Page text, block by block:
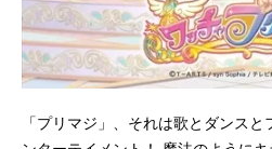
「プリマジ」、それは歌とダンス